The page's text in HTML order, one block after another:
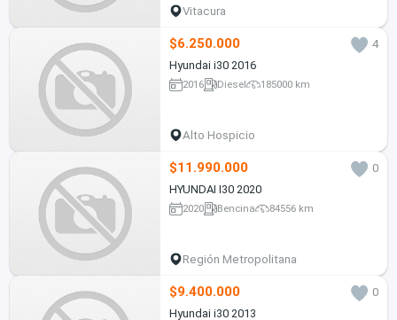
Vitacura
$6.250.000
4
Hyundai i30 2016
2016 Diesel 185000 km
Alto Hospicio
$11.990.000
0
HYUNDAI I30 2020
2020 Bencina 84556 km
Región Metropolitana
$9.400.000
0
Hyundai i30 2013